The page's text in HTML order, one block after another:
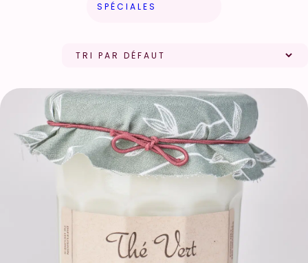
SPÉCIALES